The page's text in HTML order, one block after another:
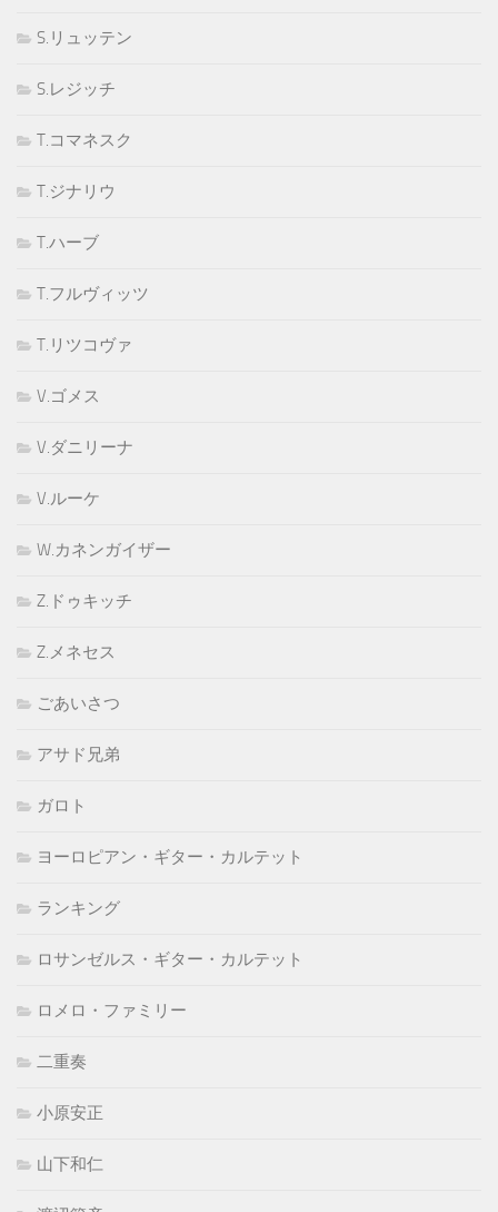
S.リュッテン
S.レジッチ
T.コマネスク
T.ジナリウ
T.ハーブ
T.フルヴィッツ
T.リツコヴァ
V.ゴメス
V.ダニリーナ
V.ルーケ
W.カネンガイザー
Z.ドゥキッチ
Z.メネセス
ごあいさつ
アサド兄弟
ガロト
ヨーロピアン・ギター・カルテット
ランキング
ロサンゼルス・ギター・カルテット
ロメロ・ファミリー
二重奏
小原安正
山下和仁